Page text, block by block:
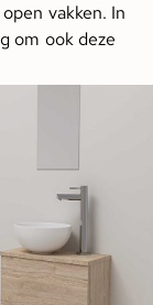
vakken. In
om ook deze